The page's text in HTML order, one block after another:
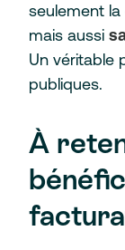
seulement la
mais aussi
Un véritable
publiques.
À